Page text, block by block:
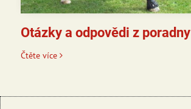
Otázky a odpovědi z poradny
Čtěte více